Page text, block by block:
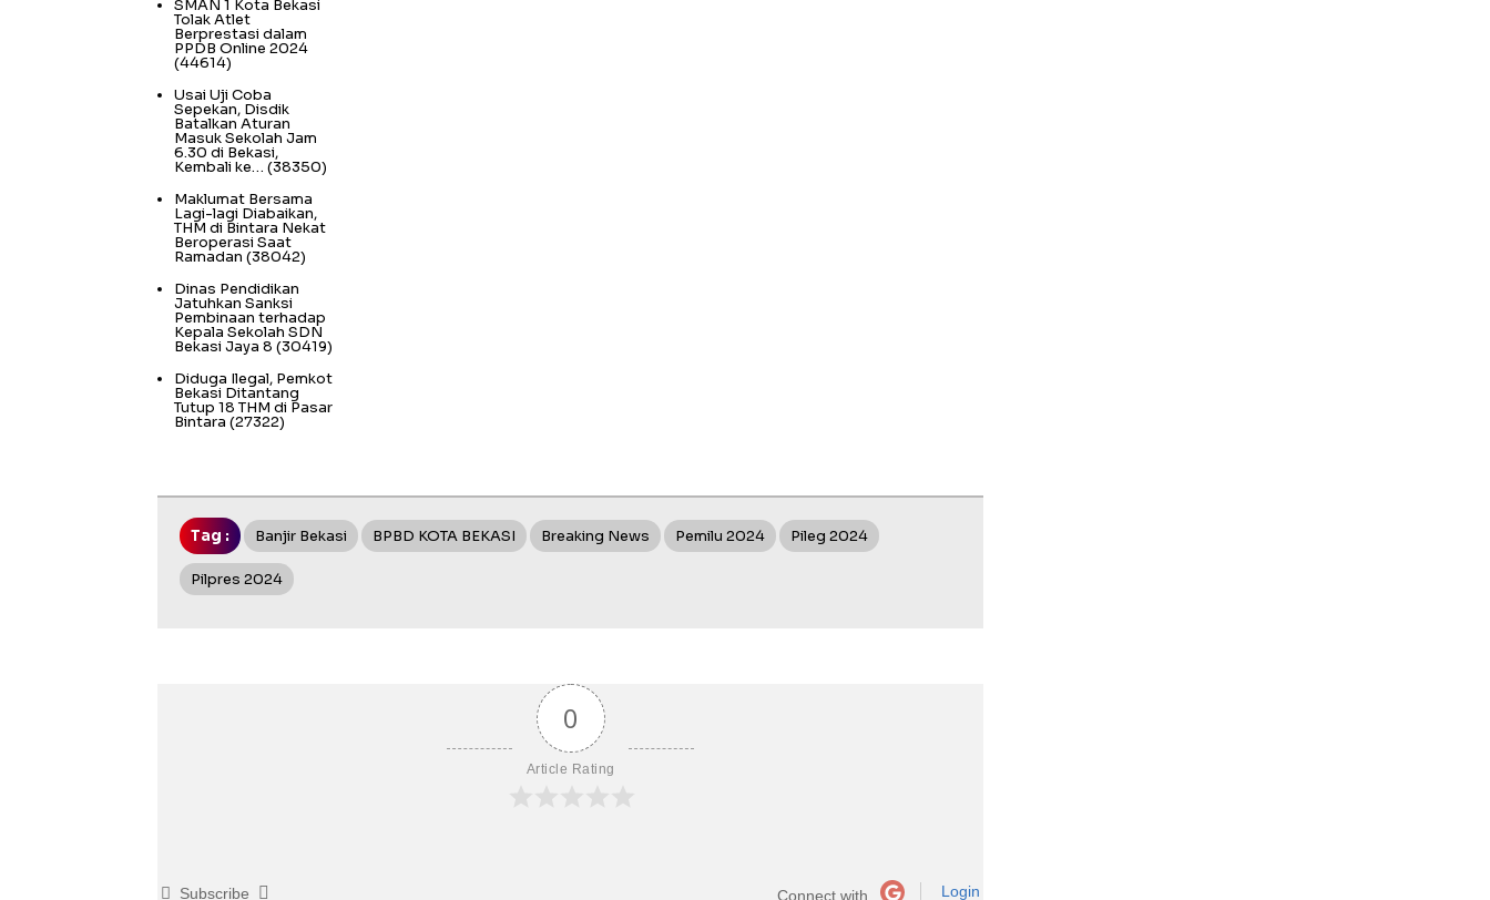
SMAN 1 Kota Bekasi
Tolak Atlet
Berprestasi dalam
PPDB Online 2024
(44614)
Usai Uji Coba
Sepekan, Disdik
Batalkan Aturan
Masuk Sekolah Jam
6.30 di Bekasi,
Kembali ke… (38350)
Maklumat Bersama
Lagi-lagi Diabaikan,
THM di Bintara Nekat
Beroperasi Saat
Ramadan (38042)
Dinas Pendidikan
Jatuhkan Sanksi
Pembinaan terhadap
Kepala Sekolah SDN
Bekasi Jaya 8 (30419)
Diduga Ilegal, Pemkot
Bekasi Ditantang
Tutup 18 THM di Pasar
Bintara (27322)
Tag : Banjir Bekasi BPBD KOTA BEKASI Breaking News Pemilu 2024 Pileg 2024
Pilpres 2024
0
Article Rating
Subscribe Connect with Login